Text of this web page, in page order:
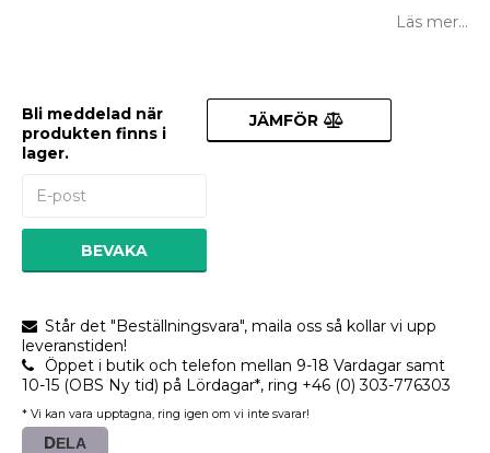
Läs mer...
Bli meddelad när
produkten finns i
lager.
BEVAKA
JÄMFÖR
Står det "Beställningsvara", maila oss så kollar vi upp
leveranstiden!
Öppet i butik och telefon mellan 9-18 Vardagar samt
10-15 (OBS Ny tid) på Lördagar*, ring +46 (0) 303-776303
* Vi kan vara upptagna, ring igen om vi inte svarar!
DELA